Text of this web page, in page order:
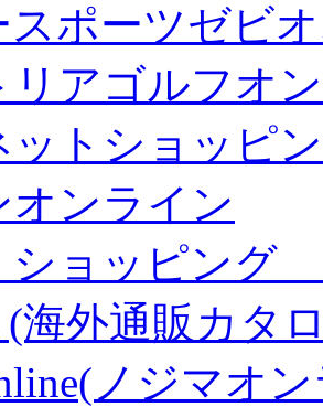
スポーツゼビ
リアゴルフオ
ットショッピ
オンライン
ショッピング
(海外通販カタ
ノジマオ